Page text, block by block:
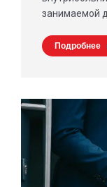
занимаемой
Подробнее